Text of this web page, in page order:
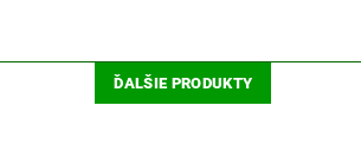
ĎALŠIE PRODUKTY